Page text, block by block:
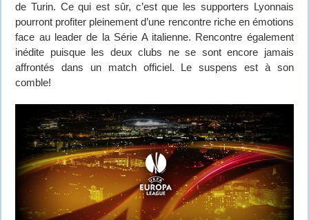
de Turin. Ce qui est sûr, c’est que les supporters Lyonnais
pourront profiter pleinement d’une rencontre riche en émotions
face au leader de la Série A italienne. Rencontre également
inédite puisque les deux clubs ne se sont encore jamais
affrontés dans un match officiel. Le suspens est à son
comble!